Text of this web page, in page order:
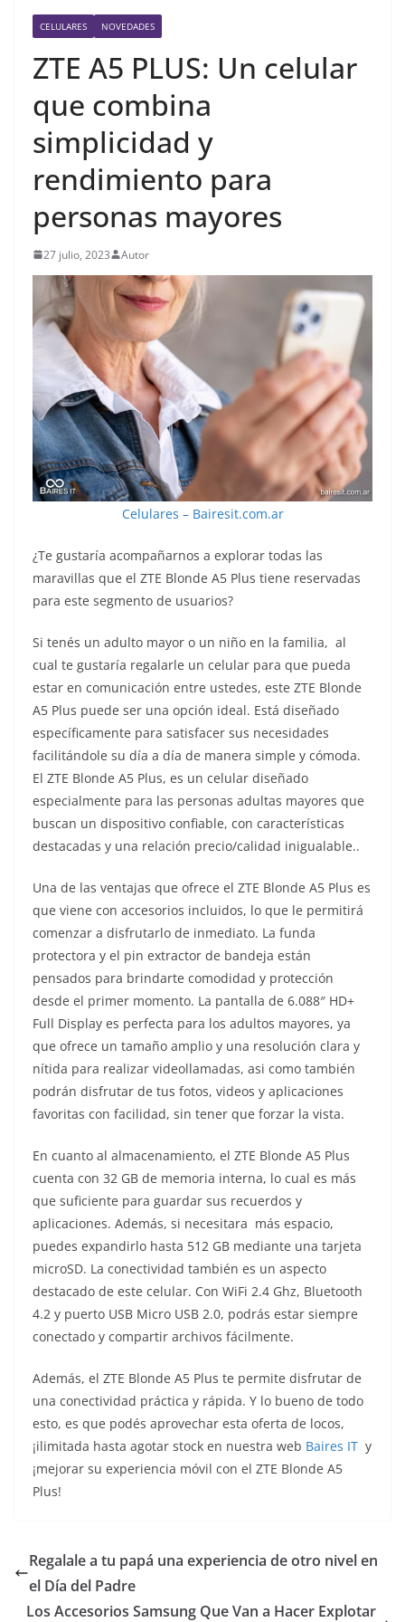
CELULARES NOVEDADES
ZTE A5 PLUS: Un celular
que combina
simplicidad y
rendimiento para
personas mayores
27 julio, 2023 Autor
Celulares – Bairesit.com.ar
¿Te gustaría acompañarnos a explorar todas las
maravillas que el ZTE Blonde A5 Plus tiene reservadas
para este segmento de usuarios?
Si tenés un adulto mayor o un niño en la familia, al
cual te gustaría regalarle un celular para que pueda
estar en comunicación entre ustedes, este ZTE Blonde
A5 Plus puede ser una opción ideal. Está diseñado
específicamente para satisfacer sus necesidades
facilitándole su día a día de manera simple y cómoda.
El ZTE Blonde A5 Plus, es un celular diseñado
especialmente para las personas adultas mayores que
buscan un dispositivo confiable, con características
destacadas y una relación precio/calidad inigualable..
Una de las ventajas que ofrece el ZTE Blonde A5 Plus es
que viene con accesorios incluidos, lo que le permitirá
comenzar a disfrutarlo de inmediato. La funda
protectora y el pin extractor de bandeja están
pensados para brindarte comodidad y protección
desde el primer momento. La pantalla de 6.088″ HD+
Full Display es perfecta para los adultos mayores, ya
que ofrece un tamaño amplio y una resolución clara y
nítida para realizar videollamadas, asi como también
podrán disfrutar de tus fotos, videos y aplicaciones
favoritas con facilidad, sin tener que forzar la vista.
En cuanto al almacenamiento, el ZTE Blonde A5 Plus
cuenta con 32 GB de memoria interna, lo cual es más
que suficiente para guardar sus recuerdos y
aplicaciones. Además, si necesitara más espacio,
puedes expandirlo hasta 512 GB mediante una tarjeta
microSD. La conectividad también es un aspecto
destacado de este celular. Con WiFi 2.4 Ghz, Bluetooth
4.2 y puerto USB Micro USB 2.0, podrás estar siempre
conectado y compartir archivos fácilmente.
Además, el ZTE Blonde A5 Plus te permite disfrutar de
una conectividad práctica y rápida. Y lo bueno de todo
esto, es que podés aprovechar esta oferta de locos,
¡ilimitada hasta agotar stock en nuestra web Baires IT y
¡mejorar su experiencia móvil con el ZTE Blonde A5
Plus!
Regalale a tu papá una experiencia de otro nivel en
el Día del Padre
Los Accesorios Samsung Que Van a Hacer Explotar